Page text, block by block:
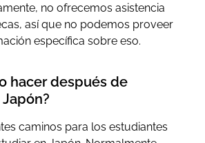
no ofrecemos asistencia
así que no podemos proveer
específica sobre eso.
hacer después de
caminos para los estudiantes